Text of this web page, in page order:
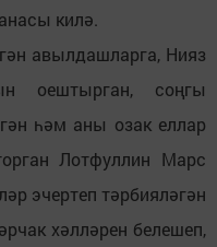
килә.
авылдашларга, Нияз
оештырган, соңгы
һәм аны озак еллар
Лотфуллин Марс
эчертеп тәрбияләгән
хәлләрен белешеп,